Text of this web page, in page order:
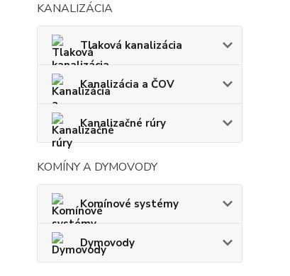
KANALIZÁCIA
Tlaková kanalizácia
Kanalizácia a ČOV
Kanalizačné rúry
KOMÍNY A DYMOVODY
Komínové systémy
Dymovody